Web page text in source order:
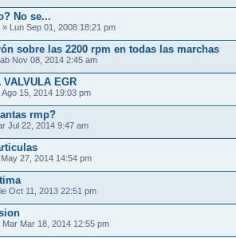
No se...
» Lun Sep 01, 2008 18:21 pm
sobre las 2200 rpm en todas las marchas
Nov 08, 2014 2:45 am
VALVULA EGR
Ago 15, 2014 19:03 pm
rmp?
Jul 22, 2014 9:47 am
27, 2014 14:54 pm
Oct 11, 2013 22:51 pm
Mar 18, 2014 12:55 pm